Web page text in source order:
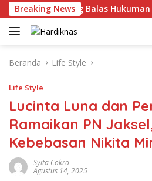
Langsung
ke
konten
Breaking News
China Saling Balas Hukuman
Beranda Life Style
Life Style
Lucinta Luna dan
Ramaikan PN
Kebebasan Nikita
Syita Cokro
Agustus 14, 2025